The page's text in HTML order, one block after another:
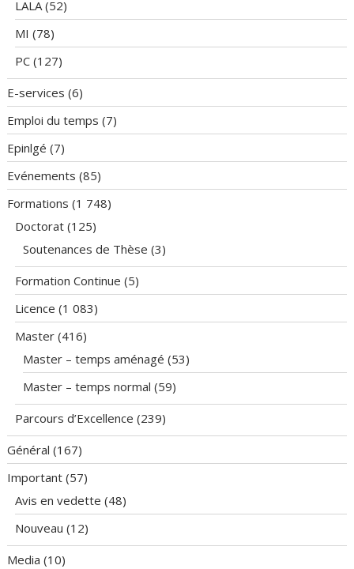
LALA(52)
MI (78)
PC (127)
E-services (6)
Emploi du temps (7)
Epinlgé (7)
Evénements (85)
Formations (1 748)
Doctorat (125)
Soutenances de Thèse (3)
Formation Continue (5)
Licence (1 083)
Master (416)
Master – temps aménagé (53)
Master – temps normal (59)
Parcours d’Excellence (239)
Général (167)
Important (57)
Avis en vedette (48)
Nouveau (12)
Media (10)